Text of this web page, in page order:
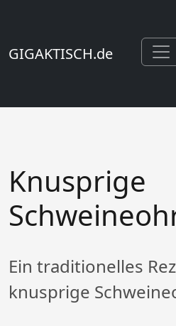
GIGAKTISCH.de
Knusprige
Ein traditionelles
knusprige